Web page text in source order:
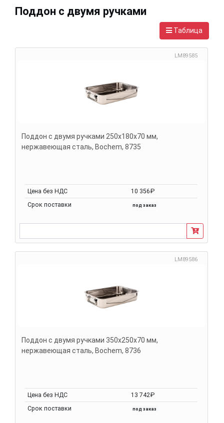
Поддон с двумя ручками
Таблица
LM89585
Поддон с двумя ручками 250х180х70 мм,
нержавеющая сталь, Bochem, 8735
Цена без НДС
10 356₽
Срок поставки
под заказ
LM89586
Поддон с двумя ручками 350х250х70 мм,
нержавеющая сталь, Bochem, 8736
Цена без НДС
13 742₽
Срок поставки
под заказ